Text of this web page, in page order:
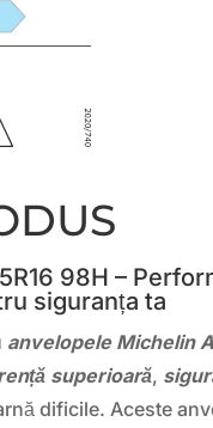
98H –
siguranța ta
anvelopele Michelin
superioară,
dificile. Aceste